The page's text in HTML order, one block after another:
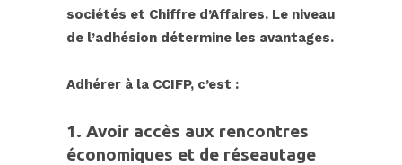
sociétés et Chiffre d’Affaires. Le niveau
de l’adhésion détermine les avantages.
Adhérer à la CCIFP, c’est :
1. Avoir accès aux rencontres
économiques et de réseautage